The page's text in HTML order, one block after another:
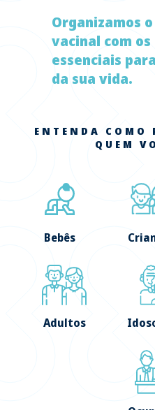
Organizamos
vacinal com os
essenciais
da sua vida.
ENTENDA COMO
QUEM
Bebês
Adultos